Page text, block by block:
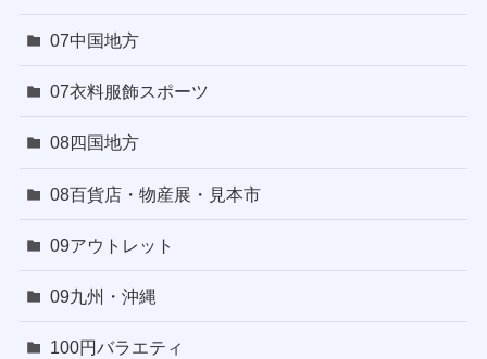
07中国地方
07衣料服飾スポーツ
08四国地方
08百貨店・物産展・見本市
09アウトレット
09九州・沖縄
100円バラエティ